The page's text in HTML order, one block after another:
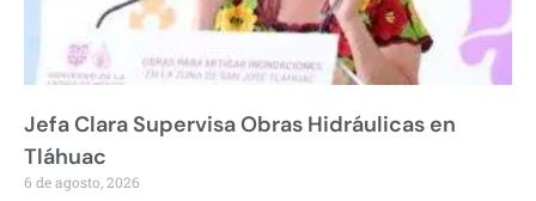
Jefa Clara Supervisa Obras Hidráulicas en
Tláhuac
6 de agosto, 2026